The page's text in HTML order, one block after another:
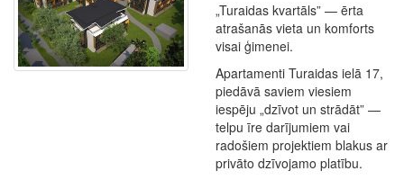
„Turaidas kvartāls” — ērta
atrašanās vieta un komforts
visai ģimenei.
Apartamenti Turaidas ielā 17,
piedāvā saviem viesiem
iespēju „dzīvot un strādāt” —
telpu īre darījumiem vai
radošiem projektiem blakus ar
privāto dzīvojamo platību.